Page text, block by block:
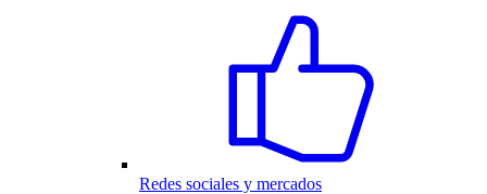
Redes sociales y mercados